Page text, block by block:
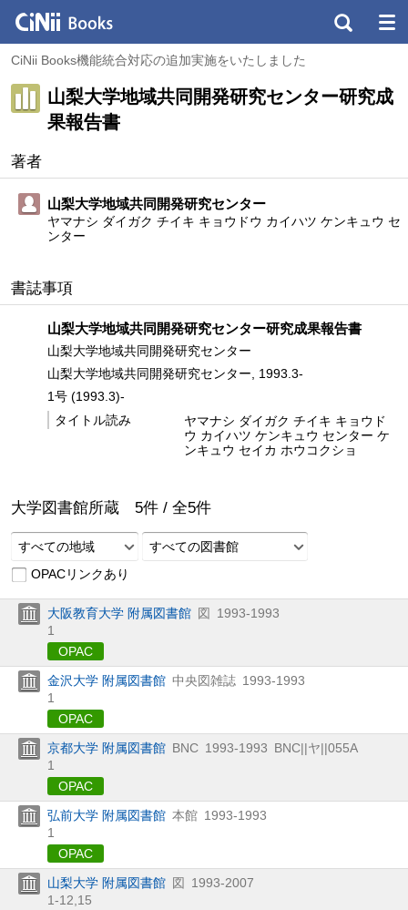
CiNii Books機能統合対応の追加実施をいたしました
山梨大学地域共同開発研究センター研究成
果報告書
著者
山梨大学地域共同開発研究センター
ヤマナシ ダイガク チイキ キョウドウ カイハツ ケンキュウ セ
ンター
書誌事項
山梨大学地域共同開発研究センター研究成果報告書
山梨大学地域共同開発研究センター
山梨大学地域共同開発研究センター, 1993.3-
1号 (1993.3)-
タイトル読み
ヤマナシ ダイガク チイキ キョウド
ウ カイハツ ケンキュウ センター ケ
ンキュウ セイカ ホウコクショ
大学図書館所蔵 5件 / 全5件
すべての地域
すべての図書館
OPACリンクあり
大阪教育大学 附属図書館 図
1993-1993
1
OPAC
金沢大学 附属図書館 中央図雑誌 1993-1993
1
OPAC
京都大学 附属図書館 BNC 1993-1993 BNC||ヤ||055A
1
OPAC
弘前大学 附属図書館 本館 1993-1993
1
OPAC
山梨大学 附属図書館 図
1993-2007
1-12, 15